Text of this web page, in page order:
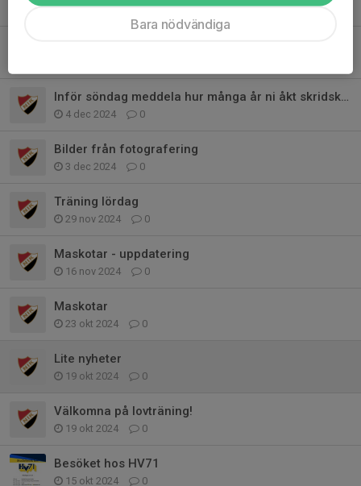
17 maj 2025 0
Inför söndag meddela hur många år ni åkt skridskor
4 dec 2024 0
Bilder från fotografering
3 dec 2024 0
Träning lördag
29 nov 2024 0
Maskotar - uppdatering
16 nov 2024 0
Maskotar
23 okt 2024 0
Lite nyheter
19 okt 2024 0
Välkomna på lovträning!
19 okt 2024 0
Besöket hos HV71
15 okt 2024 0
Bara nödvändiga